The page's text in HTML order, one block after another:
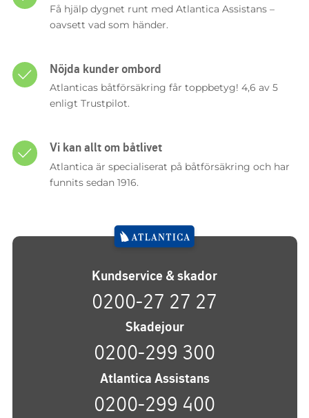
Få hjälp dygnet runt med Atlantica Assistans –
oavsett vad som händer.
Nöjda kunder ombord
Atlanticas båtförsäkring får toppbetyg! 4,6 av 5
enligt Trustpilot.
Vi kan allt om båtlivet
Atlantica är specialiserat på båtförsäkring och har
funnits sedan 1916.
Kundservice & skador
0200-27 27 27
Skadejour
0200-299 300
Atlantica Assistans
0200-299 400